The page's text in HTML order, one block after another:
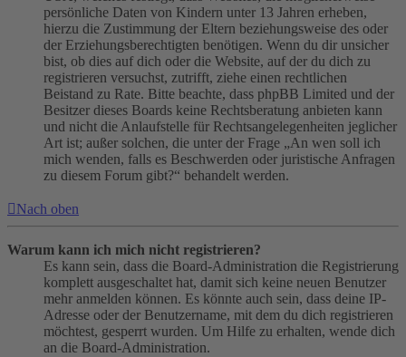
persönliche Daten von Kindern unter 13 Jahren erheben,
hierzu die Zustimmung der Eltern beziehungsweise des oder
der Erziehungsberechtigten benötigen. Wenn du dir unsicher
bist, ob dies auf dich oder die Website, auf der du dich zu
registrieren versuchst, zutrifft, ziehe einen rechtlichen
Beistand zu Rate. Bitte beachte, dass phpBB Limited und der
Besitzer dieses Boards keine Rechtsberatung anbieten kann
und nicht die Anlaufstelle für Rechtsangelegenheiten jeglicher
Art ist; außer solchen, die unter der Frage „An wen soll ich
mich wenden, falls es Beschwerden oder juristische Anfragen
zu diesem Forum gibt?“ behandelt werden.
Nach oben
Warum kann ich mich nicht registrieren?
Es kann sein, dass die Board-Administration die Registrierung
komplett ausgeschaltet hat, damit sich keine neuen Benutzer
mehr anmelden können. Es könnte auch sein, dass deine IP-
Adresse oder der Benutzername, mit dem du dich registrieren
möchtest, gesperrt wurden. Um Hilfe zu erhalten, wende dich
an die Board-Administration.